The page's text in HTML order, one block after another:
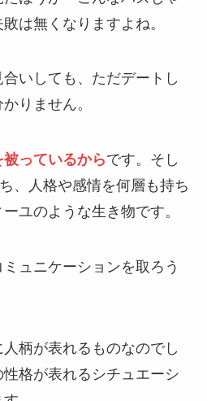
は無くなりますよね。
いしても、ただデートし
りません。
被っているからです。そし
、人格や感情を何層も持ち
ユのような生き物です。
ュニケーションを取ろう
柄が表れるものなのでし
格が表れるシチュエーシ